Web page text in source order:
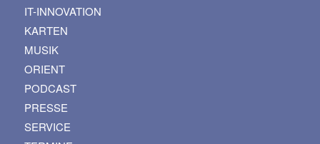
IT-INNOVATION
KARTEN
MUSIK
ORIENT
PODCAST
PRESSE
SERVICE